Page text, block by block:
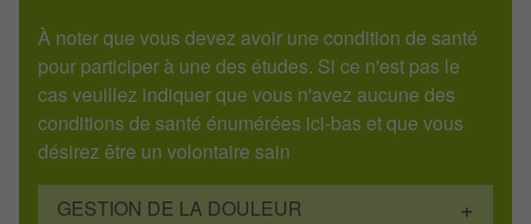
À noter que vous devez avoir une condition de santé
pour participer à une des études. Si ce n'est pas le
cas veuillez indiquer que vous n'avez aucune des
conditions de santé énumérées ici-bas et que vous
désirez être un volontaire sain
GESTION DE LA DOULEUR